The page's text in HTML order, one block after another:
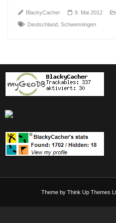
BlackyCacher 9. Mai 2012
Deutschland ,Schwenningen
Theme by Think Up Themes